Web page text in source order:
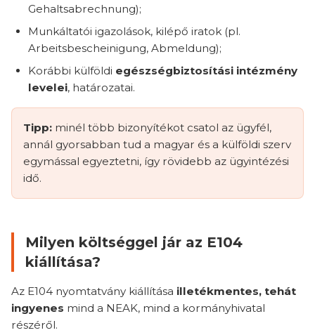
Gehaltsabrechnung);
Munkáltatói igazolások, kilépő iratok (pl.
Arbeitsbescheinigung, Abmeldung);
Korábbi külföldi egészségbiztosítási intézmény
levelei, határozatai.
Tipp: minél több bizonyítékot csatol az ügyfél,
annál gyorsabban tud a magyar és a külföldi szerv
egymással egyeztetni, így rövidebb az ügyintézési
idő.
Milyen költséggel jár az E104
kiállítása?
Az E104 nyomtatvány kiállítása illetékmentes, tehát
ingyenes mind a NEAK, mind a kormányhivatal
részéről.